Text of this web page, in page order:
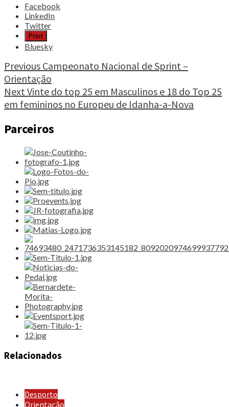
Share
post
"BTTLoulé/BPI
contínua
invencível
na
Taça
de
Portugal
de
Orientação
BTT"
Facebook
LinkedIn
Twitter
Print
Bluesky
Continue
Reading
Previous Campeonato Nacional de Sprint –
Orientação
NextVinte do top 25 em Masculinos e 18 do Top 25
em femininos no Europeu de Idanha-a-Nova
Parceiros
Relacionados
Desporto
Orientação